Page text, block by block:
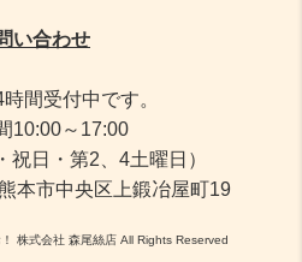
い合わせ
間受付中です。
10:00～17:00
祝日・第2、4土曜日）
本市中央区上鍛冶屋町19
株式会社 森尾絲店 All Rights Reserved